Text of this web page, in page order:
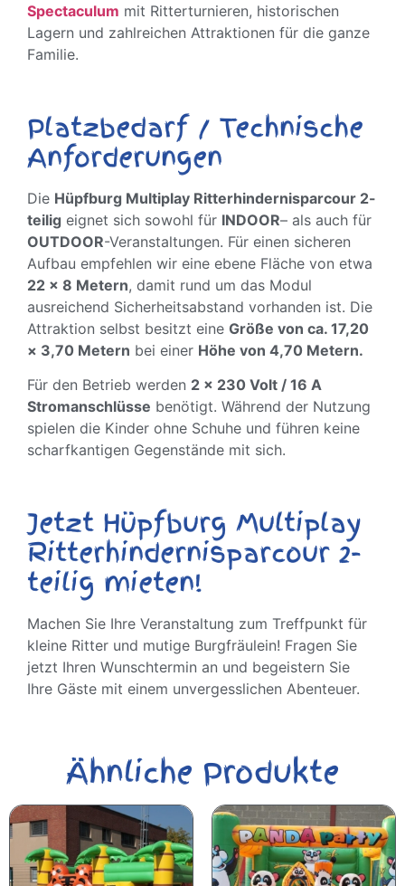
Spectaculum mit Ritterturnieren, historischen
Lagern und zahlreichen Attraktionen für die ganze
Familie.
Platzbedarf / Technische
Anforderungen
Die Hüpfburg Multiplay Ritterhindernisparcour 2-
teilig eignet sich sowohl für INDOOR– als auch für
OUTDOOR-Veranstaltungen. Für einen sicheren
Aufbau empfehlen wir eine ebene Fläche von etwa
22 × 8 Metern, damit rund um das Modul
ausreichend Sicherheitsabstand vorhanden ist. Die
Attraktion selbst besitzt eine Größe von ca. 17,20
× 3,70 Metern bei einer Höhe von 4,70 Metern.
Für den Betrieb werden 2 × 230 Volt / 16 A
Stromanschlüsse benötigt. Während der Nutzung
spielen die Kinder ohne Schuhe und führen keine
scharfkantigen Gegenstände mit sich.
Jetzt Hüpfburg Multiplay
Ritterhindernisparcour 2-
teilig mieten!
Machen Sie Ihre Veranstaltung zum Treffpunkt für
kleine Ritter und mutige Burgfräulein! Fragen Sie
jetzt Ihren Wunschtermin an und begeistern Sie
Ihre Gäste mit einem unvergesslichen Abenteuer.
Ähnliche Produkte